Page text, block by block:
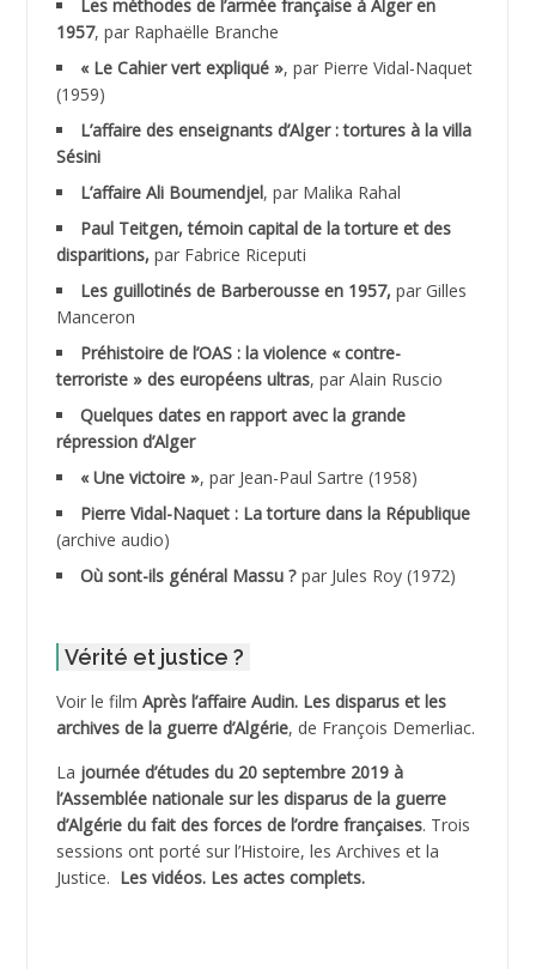
ABNOUN Salah
ACHACHE M.*
ACHLAF Ali
ADALMI
ADANE Ramdane *
ADDAD
ADDALA Boualem*
ADDANE
ADDECHE Rachid
ADELIOUAT Vve AIT SAADA
ADJANI Khaled
ADJAOUT
ADNI Mohamed Akli
ADOUL Arab *
Les méthodes de l’armée française à Alger en
1957, par Raphaëlle Branche
« Le Cahier vert expliqué », par Pierre Vidal-Naquet
(1959)
L’affaire des enseignants d’Alger : tortures à la villa
Sésini
L’affaire Ali Boumendjel, par Malika Rahal
Paul Teitgen, témoin capital de la torture et des
disparitions, par Fabrice Riceputi
Les guillotinés de Barberousse en 1957, par Gilles
Manceron
Préhistoire de l’OAS : la violence « contre-
terroriste » des européens ultras, par Alain Ruscio
Quelques dates en rapport avec la grande
répression d’Alger
« Une victoire », par Jean-Paul Sartre (1958)
Pierre Vidal-Naquet : La torture dans la République
(archive audio)
Où sont-ils général Massu ? par Jules Roy (1972)
Vérité et justice ?
Voir le film Après l’affaire Audin. Les disparus et les
archives de la guerre d’Algérie, de François Demerliac.
La journée d’études du 20 septembre 2019 à
l’Assemblée nationale sur les disparus de la guerre
d’Algérie du fait des forces de l’ordre françaises. Trois
sessions ont porté sur l’Histoire, les Archives et la
Justice. Les vidéos. Les actes complets.